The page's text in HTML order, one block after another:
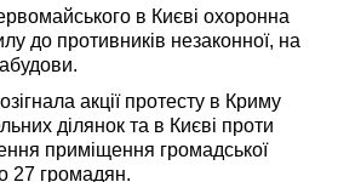
в Києві охоронна
до противників незаконної, на
акції протесту в Криму
ділянок та в Києві проти
приміщення громадської
27 громадян.